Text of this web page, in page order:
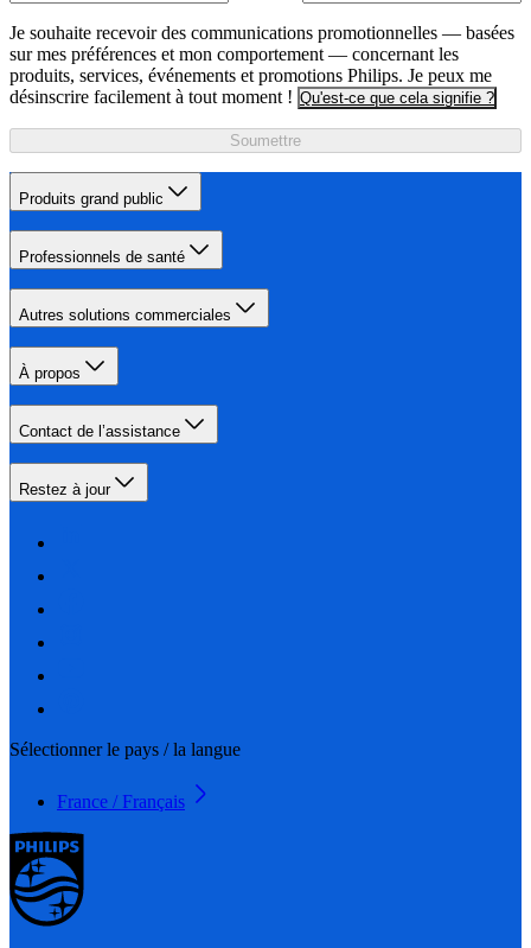
Je souhaite recevoir des communications promotionnelles — basées
sur mes préférences et mon comportement — concernant les
produits, services, événements et promotions Philips. Je peux me
désinscrire facilement à tout moment ! Qu'est-ce que cela signifie ?
Soumettre
Produits grand public
Professionnels de santé
Autres solutions commerciales
À propos
Contact de l’assistance
Restez à jour
Sélectionner le pays / la langue
France / Français